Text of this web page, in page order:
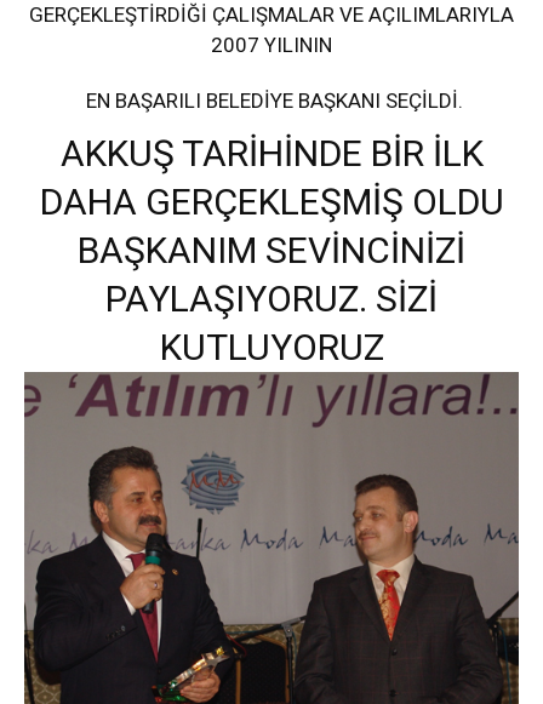
GERÇEKLEŞTİRDİĞİ ÇALIŞMALAR VE AÇILIMLARIYLA
2007 YILININ
EN BAŞARILI BELEDİYE BAŞKANI SEÇİLDİ.
AKKUŞ TARİHİNDE BİR İLK
DAHA GERÇEKLEŞMİŞ OLDU
BAŞKANIM SEVİNCİNİZİ
PAYLAŞIYORUZ. SİZİ
KUTLUYORUZ